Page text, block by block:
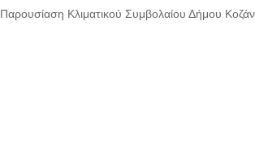
Παρουσίαση Κλιματικού Συμβολαίου Δήμου